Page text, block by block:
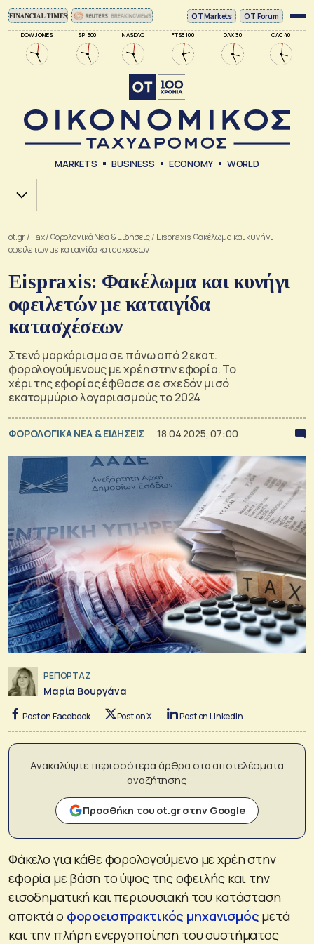
DOW JONES SP 500 NASDAQ FTSE 100 DAX 30 CAC 40
ΟΤ Markets OT Forum
MARKETS BUSINESS ECONOMY WORLD
Χ.Α.
ot.gr/Tax/Φορολογικά Νέα & Eιδήσεις/ Eispraxis: Φακέλωμα και κυνήγι
οφειλετών με καταιγίδα κατασχέσεων
Eispraxis: Φακέλωμα και κυνήγι
οφειλετών με καταιγίδα
κατασχέσεων
Στενό μαρκάρισμα σε πάνω από 2 εκατ.
φορολογούμενους με χρέη στην εφορία. Το
χέρι της εφορίας έφθασε σε σχεδόν μισό
εκατομμύριο λογαριασμούς το 2024
ΦΟΡΟΛΟΓΙΚΑ ΝΕΑ & EΙΔΗΣΕΙΣ 18.04.2025, 07:00
ΡΕΠΟΡΤΑΖ
Μαρία Βουργάνα
Post on Facebook Post on X Post on LinkedIn
Ανακαλύψτε περισσότερα άρθρα στα αποτελέσματα
αναζήτησης
Προσθήκη του ot.gr στην Google
Φάκελο για κάθε φορολογούμενο με χρέη στην
εφορία με βάση το ύψος της οφειλής και την
εισοδηματική και περιουσιακή του κατάσταση
αποκτά ο φοροεισπρακτικός μηχανισμός μετά
και την πλήρη ενεργοποίηση του συστήματος